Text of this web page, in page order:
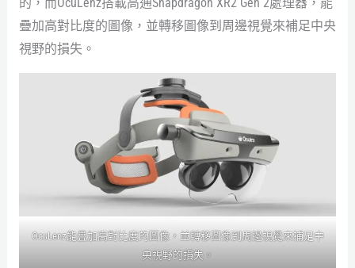
的，而OcuLenz搭載高通Snapdragon XR2 Gen 2處理器，能
疊加高對比度的圖像，並轉移圖像到周邊視覺來補足中央
視野的損失。
OcuLenz能疊加高對比度的圖像，並轉移圖像到周邊視覺來補足中
央視野的損失。